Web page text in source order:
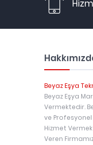
Beyaz Eşya
Beyaz Eşya
Vermektedir.
ve Profesyonel
Hizmet
Veren